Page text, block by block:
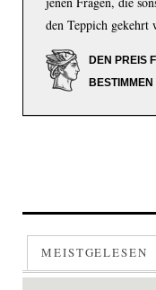
den Teppich gekehrt
DEN PREIS
BESTIMMEN
MEISTGELESEN